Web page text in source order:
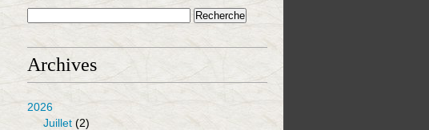
Archives
2026
Juillet (2)